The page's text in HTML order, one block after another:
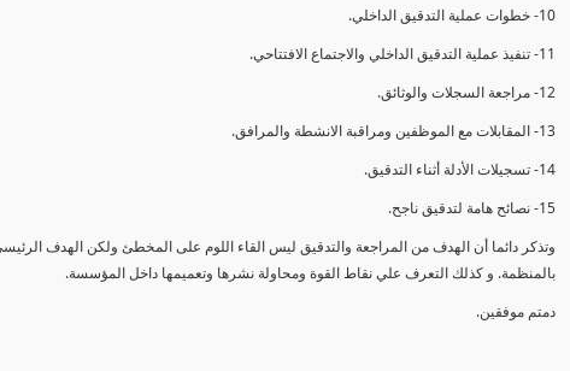
10- خطوات عملية التدقيق الداخلي.
11- تنفيذ عملية التدقيق الداخلي والاجتماع الافتتاحي.
12- مراجعة السجلات والوثائق.
13- المقابلات مع الموظفين ومراقبة الانشطة والمرافق.
14- تسجيلات الأدلة أثناء التدقيق.
15- نصائح هامة لتدقيق ناجح.
وتذكر دائما أن الهدف من المراجعة والتدقيق ليس القاء اللوم على المخطئ ولكن الهدف
بالمنظمة. و كذلك التعرف علي نقاط القوة ومحاولة نشرها وتعميمها داخل المؤسسة.
دمتم موفقين.